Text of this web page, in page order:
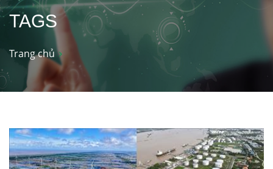
TAGS
Trang chủ